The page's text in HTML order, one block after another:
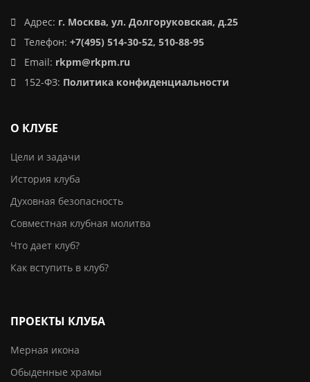
Адрес: г. Москва, ул. Долгоруковская, д.25
Телефон: +7(495) 514-30-52, 510-88-95
Email: rkpm@rkpm.ru
152-ФЗ: Политика конфиденциальности
О КЛУБЕ
Цели и задачи
История клуба
Духовная безопасность
Совместная клубная молитва
Что дает клуб?
Как вступить в клуб?
ПРОЕКТЫ КЛУБА
Мерная икона
Обыденные храмы